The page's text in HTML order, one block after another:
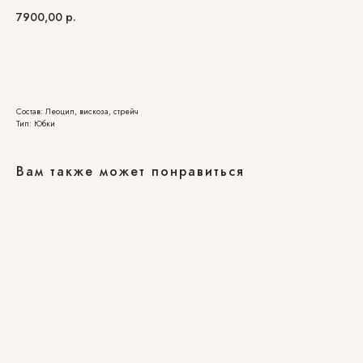
7900,00 р.
Состав: Леоцил, вискоза, стрейч
Тип: Юбки
Вам также может понравиться